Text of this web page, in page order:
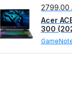
Acer
300